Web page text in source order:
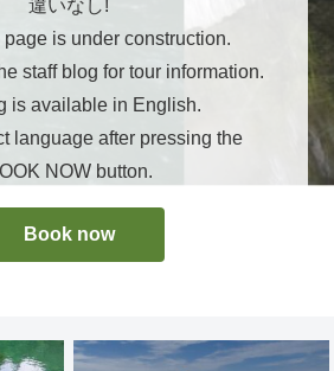
違いなし!
is under construction.
staff blog for tour information.
is available in English.
language after pressing the
NOW button.
Book now